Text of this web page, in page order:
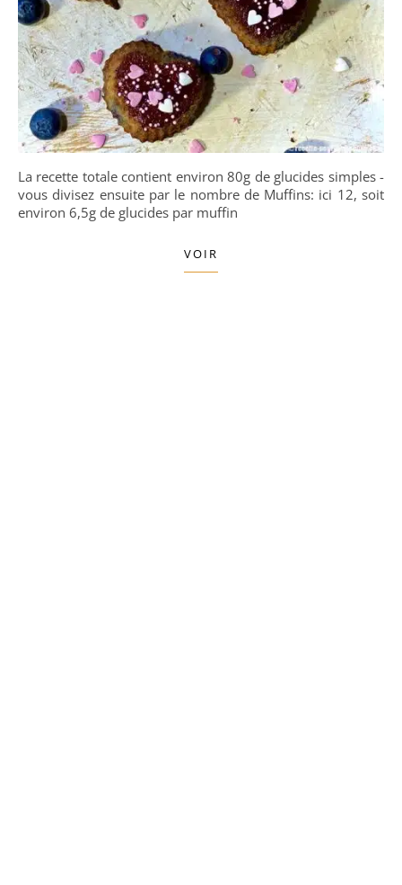
La recette totale contient environ 80g de glucides simples -
vous divisez ensuite par le nombre de Muffins: ici 12, soit
environ 6,5g de glucides par muffin
VOIR